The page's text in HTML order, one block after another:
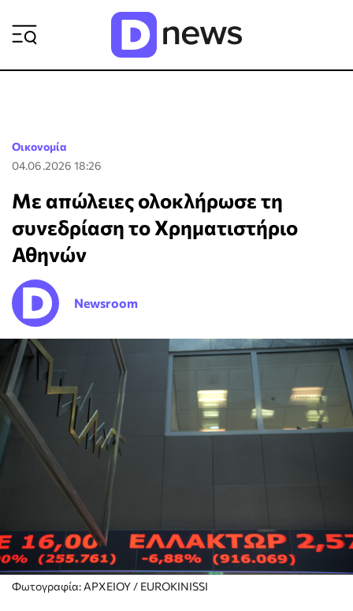
Οικονομία
04.06.2026 18:26
Με απώλειες ολοκλήρωσε τη
συνεδρίαση το Χρηματιστήριο
Αθηνών
Newsroom
Φωτογραφία: ΑΡΧΕΙΟΥ / EUROKINISSI